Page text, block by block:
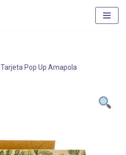
Tarjeta Pop Up Amapola